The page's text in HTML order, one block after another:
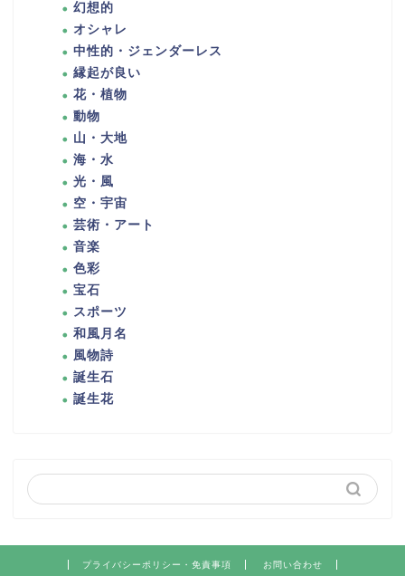
幻想的
オシャレ
中性的・ジェンダーレス
縁起が良い
花・植物
動物
山・大地
海・水
光・風
空・宇宙
芸術・アート
音楽
色彩
宝石
スポーツ
和風月名
風物詩
誕生石
誕生花
プライバシーポリシー・免責事項 お問い合わせ